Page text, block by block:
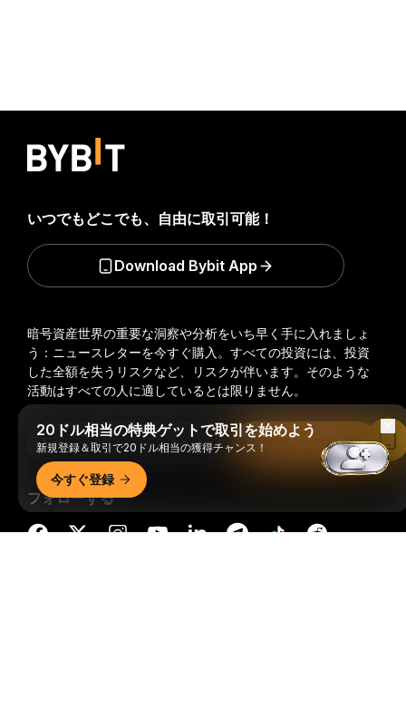
暗号資産世界の重要な洞察や分析をいち早く手に入れましょ
う：ニュースレターを今すぐ購入。 すべての投資には、投資
した全額を失うリスクなど、リスクが伴います。そのような
活動はすべての人に適しているとは限りません。
購読
フォローする
いつでもどこでも、自由に取引可能！
Download Bybit App
20ドル相当の特典ゲットで取引を始めよう
新規登録＆取引で20ドル相当の獲得チャンス！
今すぐ登録
Bybitアプリで読む